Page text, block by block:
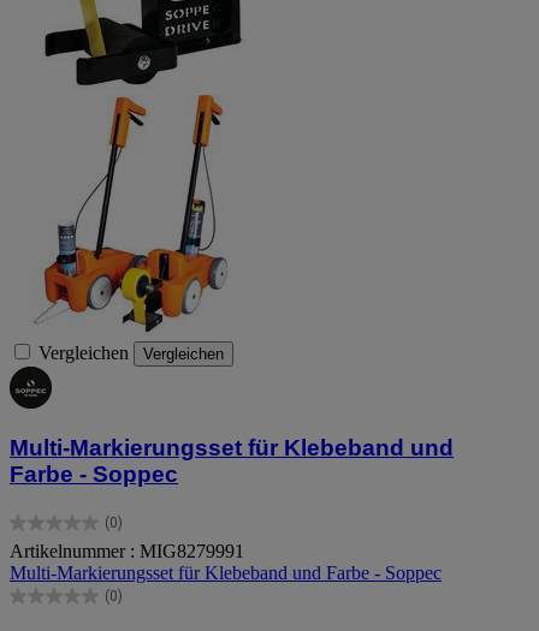
Vergleichen Vergleichen
Multi-Markierungsset für Klebeband und
Farbe - Soppec
(0)
0.0
von
5
Sternen.
Artikelnummer : MIG8279991
Multi-Markierungsset für Klebeband und Farbe - Soppec
(0)
0.0